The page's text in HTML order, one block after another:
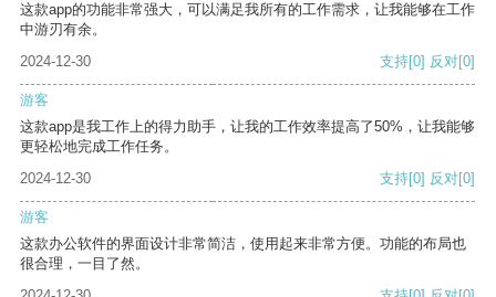
这款app的功能非常强大，可以满足我所有的工作需求，让我能够在工作
中游刃有余。
2024-12-30
支持[0] 反对[0]
游客
这款app是我工作上的得力助手，让我的工作效率提高了50%，让我能够
更轻松地完成工作任务。
2024-12-30
支持[0] 反对[0]
游客
这款办公软件的界面设计非常简洁，使用起来非常方便。功能的布局也
很合理，一目了然。